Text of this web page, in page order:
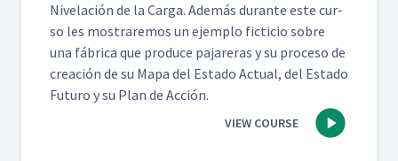
Nivelación de la Car­ga. Además durante este cur­
so les mostraremos un ejem­p­lo fic­ti­cio sobre
una fábri­ca que pro­duce pajar­eras y su pro­ce­so de
creación de su Mapa del Esta­do Actu­al, del Esta­do
Futuro y su Plan de Acción.
VIEW COURSE